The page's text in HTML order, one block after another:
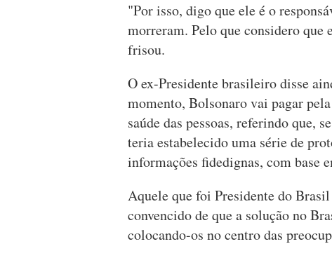
"Por isso, digo que ele é o
morreram. Pelo que considero
frisou.
O ex-Presidente brasileiro disse
momento, Bolsonaro vai pagar
saúde das pessoas, referindo que,
teria estabelecido uma série de
informações fidedignas, com base
Aquele que foi Presidente do
convencido de que a solução no
colocando-os no centro das